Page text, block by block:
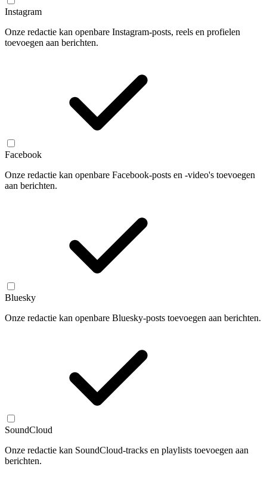
Instagram
Onze redactie kan openbare Instagram-posts, reels en profielen
toevoegen aan berichten.
Facebook
Onze redactie kan openbare Facebook-posts en -video's toevoegen
aan berichten.
Bluesky
Onze redactie kan openbare Bluesky-posts toevoegen aan berichten.
SoundCloud
Onze redactie kan SoundCloud-tracks en playlists toevoegen aan
berichten.